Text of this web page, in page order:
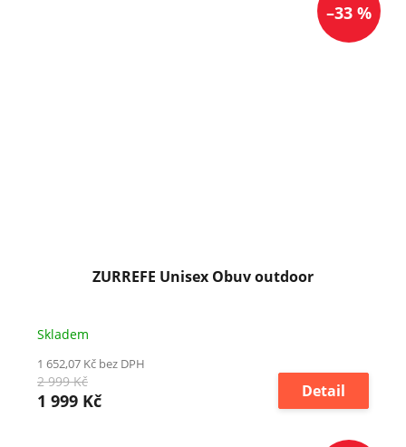
–33 %
ZURREFE Unisex Obuv outdoor
Skladem
1 652,07 Kč bez DPH
2 999 Kč
1 999 Kč Detail